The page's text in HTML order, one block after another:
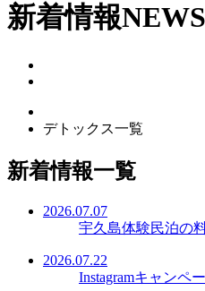
新着情報NEWS
デトックス一覧
新着情報一覧
2026.07.07
宇久島体験民泊の
2026.07.22
Instagramキャンペ